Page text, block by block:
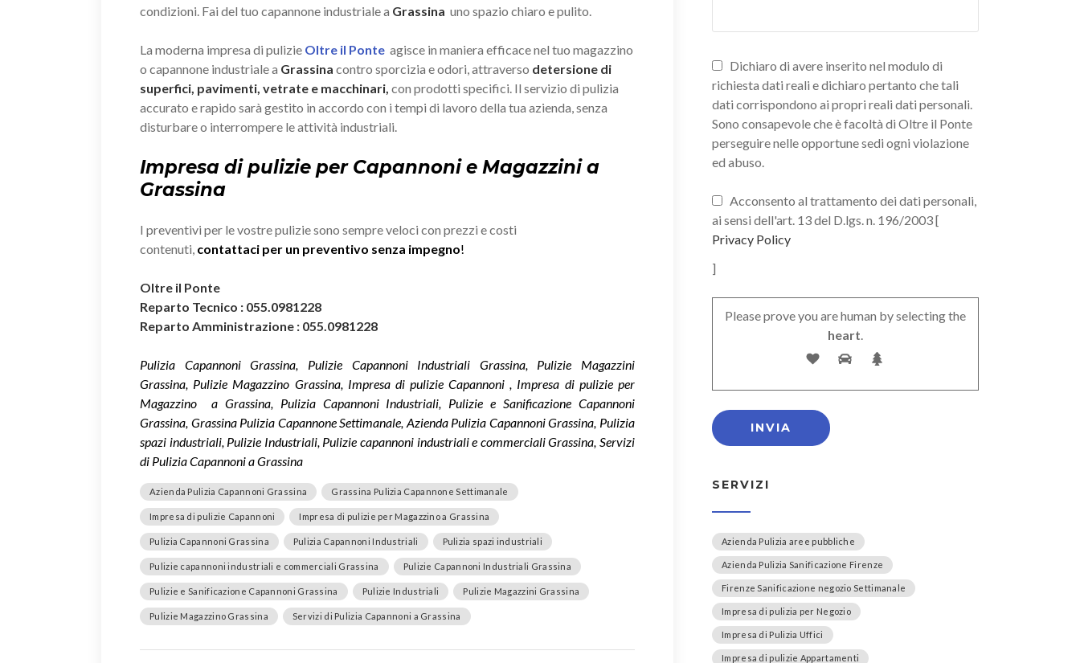
condizioni. Fai del tuo capannone industriale a Grassina uno spazio chiaro e pulito.
La moderna impresa di pulizie Oltre il Ponte agisce in maniera efficace nel tuo magazzino
o capannone industriale a Grassina contro sporcizia e odori, attraverso detersione di
superfici, pavimenti, vetrate e macchinari, con prodotti specifici. Il servizio di pulizia
accurato e rapido sarà gestito in accordo con i tempi di lavoro della tua azienda, senza
disturbare o interrompere le attività industriali.
Impresa di pulizie per Capannoni e Magazzini a
Grassina
I preventivi per le vostre pulizie sono sempre veloci con prezzi e costi
contenuti, contattaci per un preventivo senza impegno!
Oltre il Ponte
Reparto Tecnico : 055.0981228
Reparto Amministrazione : 055.0981228
Pulizia Capannoni Grassina, Pulizie Capannoni Industriali Grassina, Pulizie Magazzini
Grassina, Pulizie Magazzino Grassina, Impresa di pulizie Capannoni , Impresa di pulizie per
Magazzino a Grassina, Pulizia Capannoni Industriali, Pulizie e Sanificazione Capannoni
Grassina, Grassina Pulizia Capannone Settimanale, Azienda Pulizia Capannoni Grassina, Pulizia
spazi industriali, Pulizie Industriali, Pulizie capannoni industriali e commerciali Grassina, Servizi
di Pulizia Capannoni a Grassina
Azienda Pulizia Capannoni Grassina Grassina Pulizia Capannone Settimanale
Impresa di pulizie Capannoni Impresa di pulizie per Magazzino a Grassina
Pulizia Capannoni Grassina Pulizia Capannoni Industriali Pulizia spazi industriali
Pulizie capannoni industriali e commerciali Grassina Pulizie Capannoni Industriali Grassina
Pulizie e Sanificazione Capannoni Grassina Pulizie Industriali Pulizie Magazzini Grassina
Pulizie Magazzino Grassina Servizi di Pulizia Capannoni a Grassina
Dichiaro di avere inserito nel modulo di
richiesta dati reali e dichiaro pertanto che tali
dati corrispondono ai propri reali dati personali.
Sono consapevole che è facoltà di Oltre il Ponte
perseguire nelle opportune sedi ogni violazione
ed abuso.
Acconsento al trattamento dei dati personali,
ai sensi dell'art. 13 del D.lgs. n. 196/2003 [
Privacy Policy
]
Please prove you are human by selecting the
heart.
SERVIZI
Azienda Pulizia aree pubbliche
Azienda Pulizia Sanificazione Firenze
Firenze Sanificazione negozio Settimanale
Impresa di pulizia per Negozio
Impresa di Pulizia Uffici
Impresa di pulizie Appartamenti